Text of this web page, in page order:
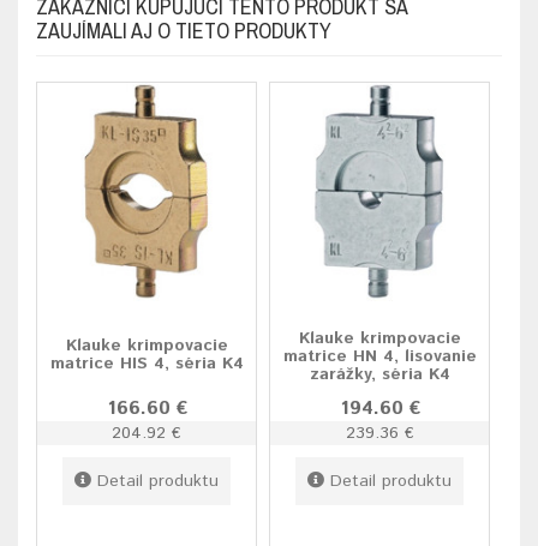
ZÁKAZNÍCI KUPUJÚCI TENTO PRODUKT SA
ZAUJÍMALI AJ O TIETO PRODUKTY
Klauke krimpovacie
matrice HIS 4, séria K4
166.60 €
204.92 €
Detail produktu
Klauke krimpovacie
matrice HN 4, lisovanie
zarážky, séria K4
194.60 €
239.36 €
Detail produktu